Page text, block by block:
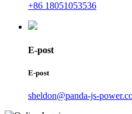
+86 18051053536
E-post
E-post
sheldon@panda-js-